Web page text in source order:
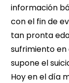
información
con el fin de
tan pronta
sufrimiento en
supone el
Hoy en el día